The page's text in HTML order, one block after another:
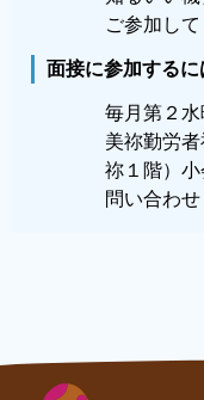
ご参加して
面接に参加する
毎月第２
美祢勤労
祢１階）
問い合わせ